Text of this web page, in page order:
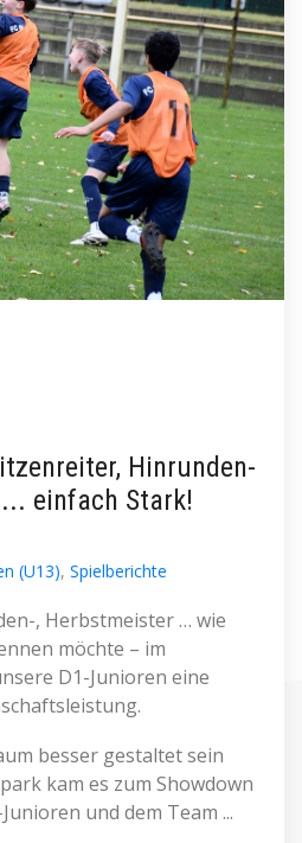
Hinrunden-
einfach Stark!
(U13), Spielberichte
, Herbstmeister … wie
möchte – im
D1-Junioren eine
besser gestaltet sein
kam es zum Showdown
und dem Team ...